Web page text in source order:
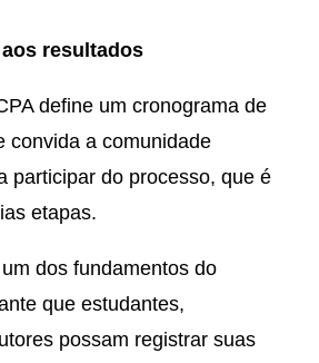
resultados
define um cronograma de
convida a comunidade
participar do processo, que é
etapas.
dos fundamentos do
que estudantes,
possam registrar suas